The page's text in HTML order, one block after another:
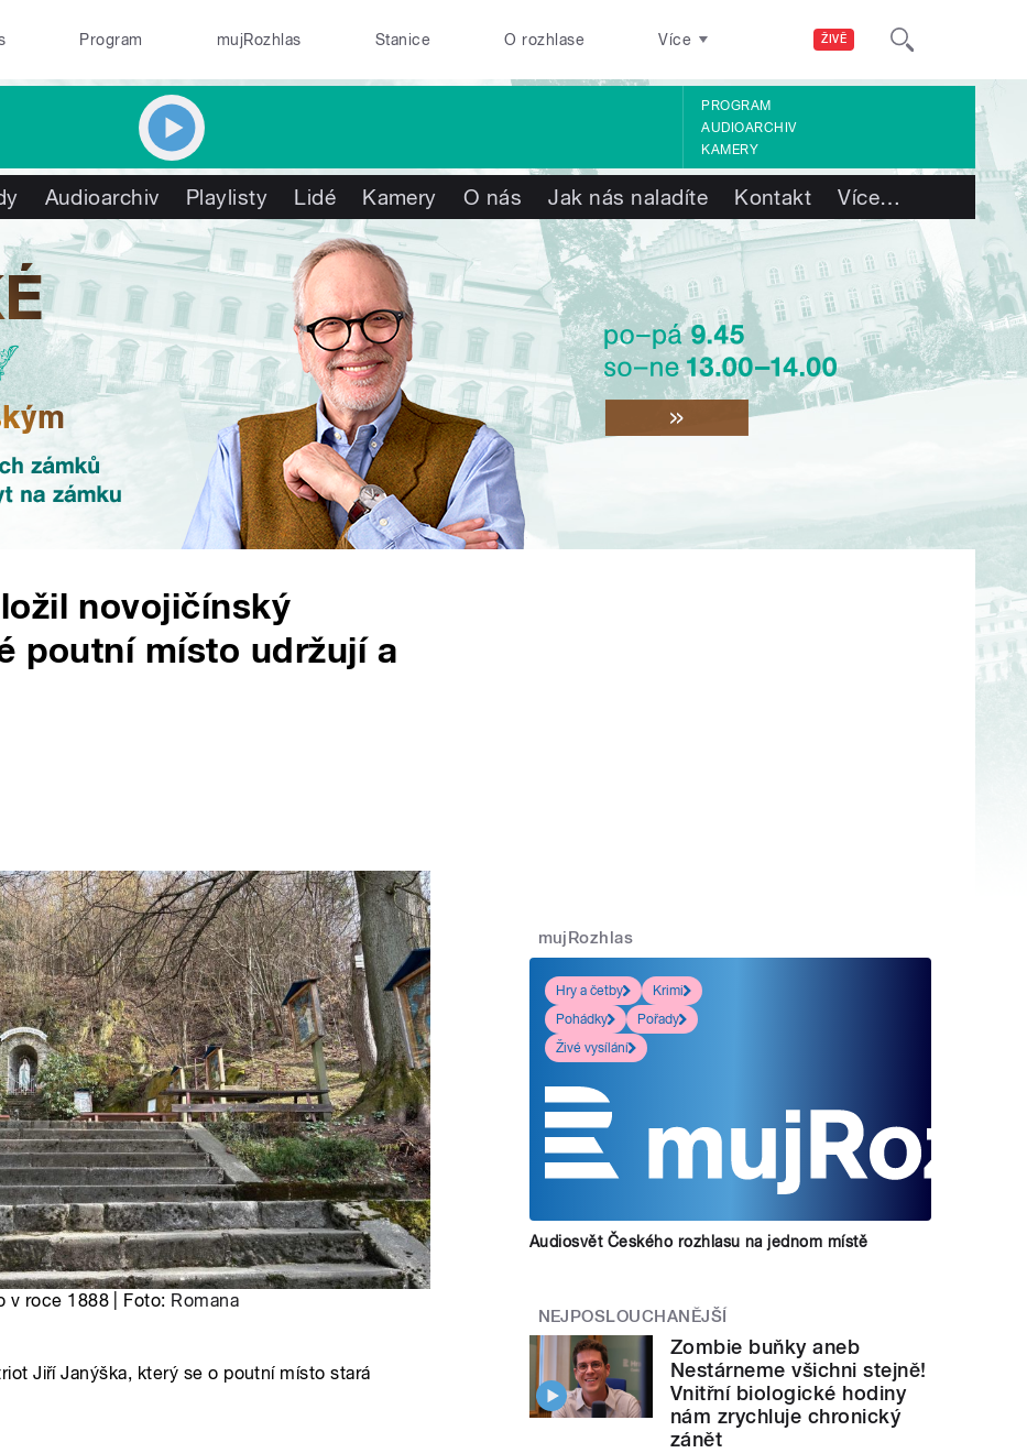
ŽIVĚ
Program mujRozhlas Stanice O rozhlase Více
PROGRAM
AUDIOARCHIV
KAMERY
Audioarchiv Playlisty Lidé Kamery O nás Jak nás naladíte Kontakt Více…
novojičínský
poutní místo udržují a
v roce 1888 | Foto: Romana
Jiří Janýška, který se o poutní místo stará
mujRozhlas
Hry a četby
Krimi
Pohádky
Pořady
Živé vysílání
Audiosvět Českého rozhlasu na jednom místě
NEJPOSLOUCHANĚJŠÍ
Zombie buňky aneb
Nestárneme všichni stejně!
Vnitřní biologické hodiny
nám zrychluje chronický
zánět